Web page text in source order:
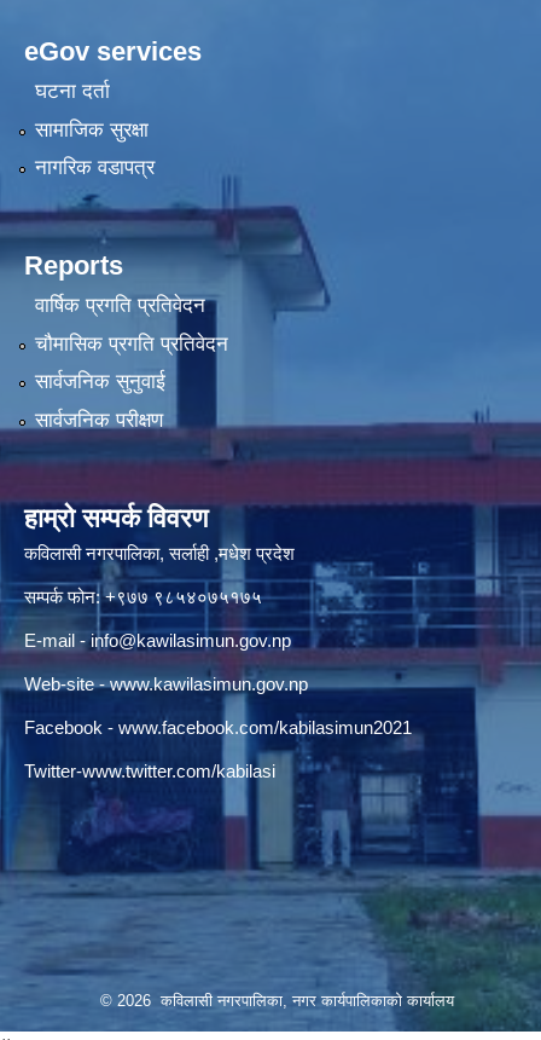
eGov services
घटना दर्ता
सामाजिक सुरक्षा
नागरिक वडापत्र
Reports
वार्षिक प्रगति प्रतिवेदन
चौमासिक प्रगति प्रतिवेदन
सार्वजनिक सुनुवाई
सार्वजनिक परीक्षण
हाम्रो सम्पर्क विवरण
कविलासी नगरपालिका, सर्लाही ,मधेश प्रदेश
सम्पर्क फोन: +९७७ ९८५४०७५१७५
E-mail -info@kawilasimun.gov.np
Web-site -www.kawilasimun.gov.np
Facebook - www.facebook.com/kabilasimun2021
Twitter-www.twitter.com/kabilasi
© 2026 कविलासी नगरपालिका, नगर कार्यपालिकाको कार्यालय